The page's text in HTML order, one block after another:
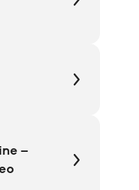
–